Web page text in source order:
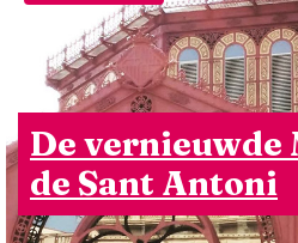
De vernieuwde
de Sant Antoni